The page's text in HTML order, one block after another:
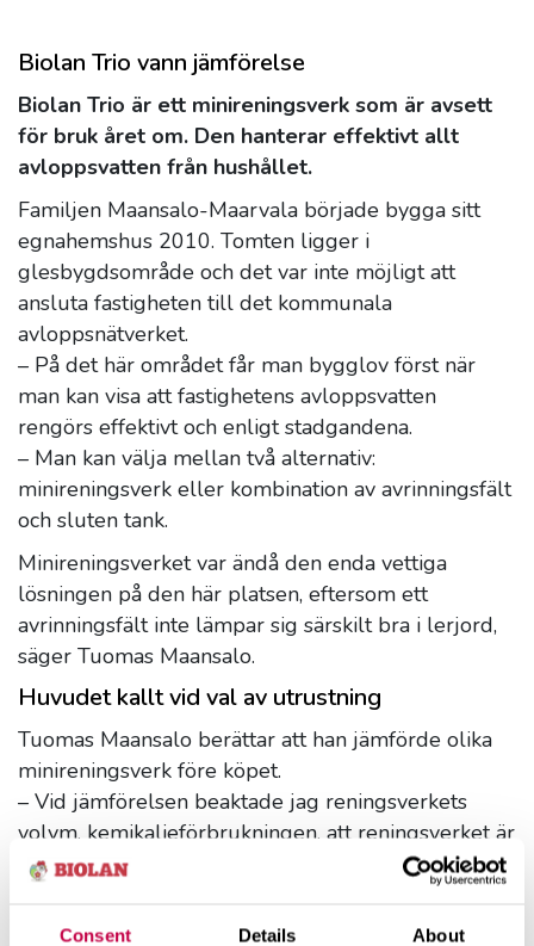
Consent Details About
Biolan Trio vann jämförelse
Biolan Trio är ett minireningsverk som är avsett
för bruk året om. Den hanterar effektivt allt
avloppsvatten från hushållet.
Familjen Maansalo-Maarvala började bygga sitt
egnahemshus 2010. Tomten ligger i
glesbygdsområde och det var inte möjligt att
ansluta fastigheten till det kommunala
avloppsnätverket.
– På det här området får man bygglov först när
man kan visa att fastighetens avloppsvatten
rengörs effektivt och enligt stadgandena.
– Man kan välja mellan två alternativ:
minireningsverk eller kombination av avrinningsfält
och sluten tank.
Minireningsverket var ändå den enda vettiga
lösningen på den här platsen, eftersom ett
avrinningsfält inte lämpar sig särskilt bra i lerjord,
säger Tuomas Maansalo.
Huvudet kallt vid val av utrustning
Tuomas Maansalo berättar att han jämförde olika
minireningsverk före köpet.
– Vid jämförelsen beaktade jag reningsverkets
volym, kemikalieförbrukningen, att reningsverket är
enkelt att serva och tömningsintervallet.
– I Biolan Trio är alla de här konkurrenskraftiga.
Förhållandet mellan pris och kvalitet var också bra.